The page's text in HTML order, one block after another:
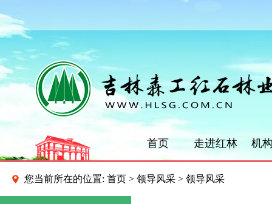
首页 走进红林 机
您当前所在的位置: 首页 > 领导风采 > 领导风采